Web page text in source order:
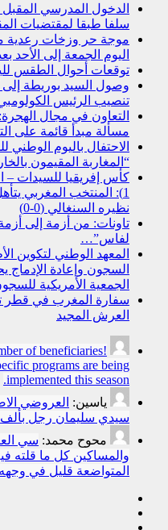
الدخول المدرسي
سلفا طبقا لمقتضیات المقرر
موجة حر وزخات رعدية
اليوم الجمعة إلى الأحد
توقعات أحوال الطقس
وصول السيد بوريطة إلى
تنصيب الرئيس
التعاون في مجال
مسألة مبدأ قائمة على
الاحتفال باليوم الوطني
“المغاربة المقيمون
1): المنتخب المغربي
نظيره السنغالي (0-0)
تاونات: من أزمة إلى
لفاس”…
المعهد الوطني لتكوين
السجون وإعادة
الجمعية الأمريكية
سفارة المغرب في قطر
العرش المجيد
of beneficiaries!
programs are being
implemented this season.
ياسين: العروضي
سيدي سليمان رجل
محوح محمد: سي
والمساكين كل ما قلته
المتواضعة قليل في